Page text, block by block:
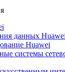
данных Huawei
Huawei
системы